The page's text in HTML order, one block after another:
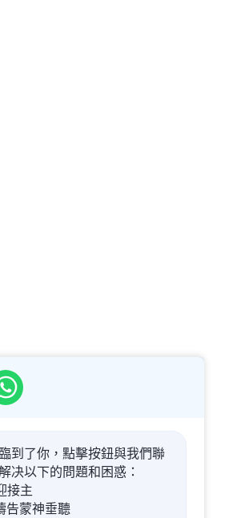
到了你，點擊按鈕與我們聯
决以下的問題和困惑：
接主
告蒙神垂聽